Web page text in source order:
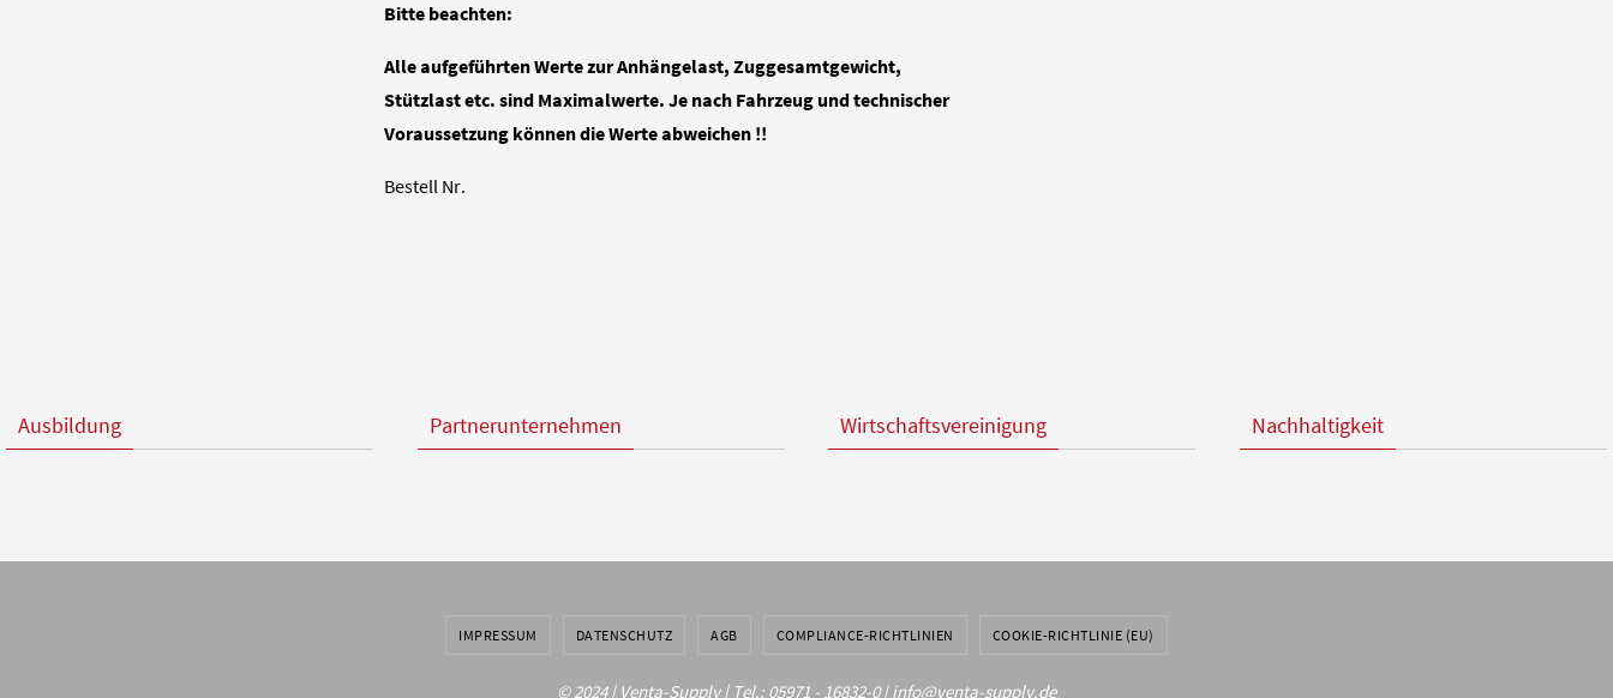
Bitte beachten:
Alle aufgeführten Werte zur Anhängelast, Zuggesamtgewicht,
Stützlast etc. sind Maximalwerte. Je nach Fahrzeug und technischer
Voraussetzung können die Werte abweichen !!
Bestell Nr.
Ausbildung Partnerunternehmen Wirtschaftsvereinigung Nachhaltigkeit
IMPRESSUM DATENSCHUTZ AGB COMPLIANCE-RICHTLINIEN COOKIE-RICHTLINIE (EU)
© 2024 | Venta-Supply | Tel.: 05971 - 16832-0 | info@venta-supply.de